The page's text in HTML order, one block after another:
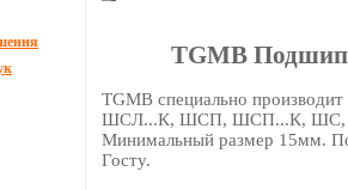
TGMB
TGMB специально
ШСЛ...К, ШСП, ШСП...К, ШС,
Минимальный размер 15мм.
Госту.